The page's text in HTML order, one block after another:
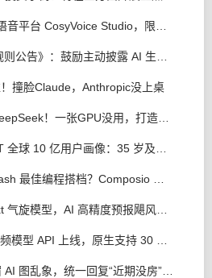
撞脸Claude，Anthropic没上桌